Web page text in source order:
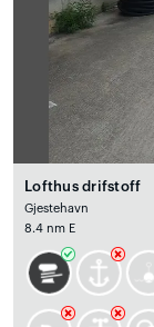
Lofthus drifstoff
Gjestehavn
8.4 nm E